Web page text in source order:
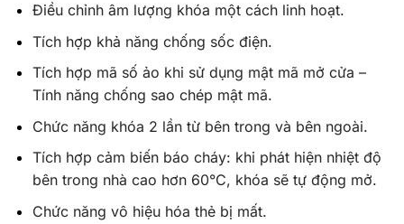
Điều chỉnh âm lượng khóa một cách linh hoạt.
Tích hợp khả năng chống sốc điện.
Tích hợp mã số ảo khi sử dụng mật mã mở cửa –
Tính năng chống sao chép mật mã.
Chức năng khóa 2 lần từ bên trong và bên ngoài.
Tích hợp cảm biến báo cháy: khi phát hiện nhiệt độ
bên trong nhà cao hơn 60°C, khóa sẽ tự động mở.
Chức năng vô hiệu hóa thẻ bị mất.